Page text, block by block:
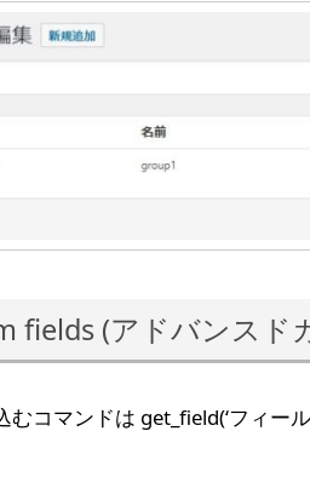
fields (アドバンス
コマンドは get_field(‘フィール